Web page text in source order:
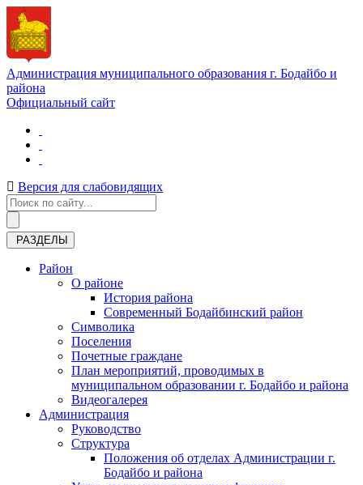
Администрация муниципального образования г. Бодайбо и
района
Официальный сайт
Версия для слабовидящих
РАЗДЕЛЫ
Район
О районе
История района
Современный Бодайбинский район
Символика
Поселения
Почетные граждане
План мероприятий, проводимых в
муниципальном образовании г. Бодайбо и района
Видеогалерея
Администрация
Руководство
Структура
Положения об отделах Администрации г.
Бодайбо и района